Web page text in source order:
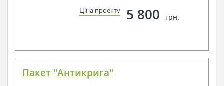
Ціна проекту 5 800 грн.
Пакет "Антикрига"